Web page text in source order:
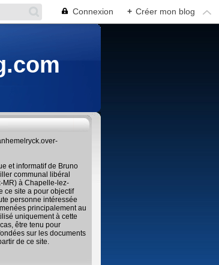
Connexion + Créer mon blog
et informatif de Bruno
communal libéral
MR) à Chapelle-lez-
ce site a pour objectif
personne intéressée
principalement au
uniquement à cette
être tenu pour
sur les documents
de ce site.